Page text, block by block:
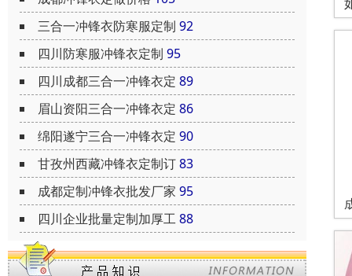
三合一冲锋衣防寒服定制 92
四川防寒服冲锋衣定制 95
四川成都三合一冲锋衣定 89
眉山资阳三合一冲锋衣定 86
绵阳遂宁三合一冲锋衣定 90
甘孜州西藏冲锋衣定制订83
成都定制冲锋衣批发厂家 95
四川企业批量定制加厚工88